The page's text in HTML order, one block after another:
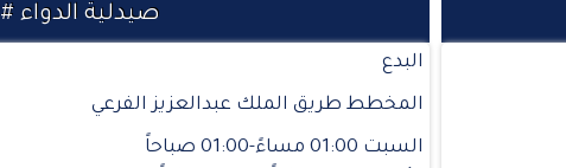
صيدلية الدواء #562
البدع
المخطط طريق الملك عبدالعزيز الفرعي
السبت 01:00 مساءً-01:00 صباحاً